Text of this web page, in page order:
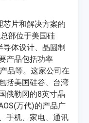
芯片和解决方案的
部位于美国硅
导体设计、晶圆制
产品包括功率
品等。这家公司在
括美国硅谷、台湾
俄勒冈的8英寸晶
万代)的产品广
手机、家电、通讯